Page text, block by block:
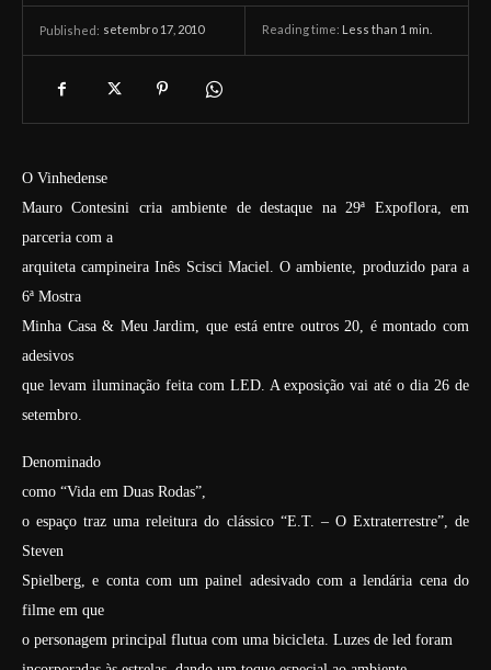
Published: setembro 17, 2010 Reading time: Less than 1 min.
O Vinhedense
Mauro Contesini cria ambiente de destaque na 29ª Expoflora, em
parceria com a
arquiteta campineira Inês Scisci Maciel. O ambiente, produzido para a
6ª Mostra
Minha Casa & Meu Jardim, que está entre outros 20, é montado com
adesivos
que levam iluminação feita com LED. A exposição vai até o dia 26 de
setembro.
Denominado
como “Vida em Duas Rodas”,
o espaço traz uma releitura do clássico “E.T. – O Extraterrestre”, de
Steven
Spielberg, e conta com um painel adesivado com a lendária cena do
filme em que
o personagem principal flutua com uma bicicleta. Luzes de led foram